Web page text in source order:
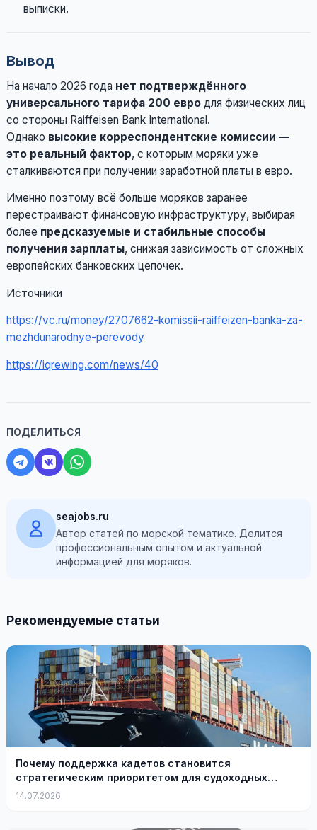
выписки.
Вывод
На начало 2026 года нет подтверждённого
универсального тарифа 200 евродля физических лиц
со стороны Raiffeisen Bank International.
Однако высокие корреспондентские комиссии —
это реальный фактор, с которым моряки уже
сталкиваются при получении заработной платы в евро.
Именно поэтому всё больше моряков заранее
перестраивают финансовую инфраструктуру, выбирая
более предсказуемые и стабильные способы
получения зарплаты, снижая зависимость от сложных
европейских банковских цепочек.
Источники
https://vc.ru/money/2707662-komissii-raiffeizen-banka-za-
mezhdunarodnye-perevody
https://iqrewing.com/news/40
ПОДЕЛИТЬСЯ
seajobs.ru
Автор статей по морской тематике. Делится
профессиональным опытом и актуальной
информацией для моряков.
Рекомендуемые статьи
Почему поддержка кадетов становится
стратегическим приоритетом для судоходных
компаний
14.07.2026